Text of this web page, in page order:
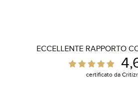
ECCELLENTE RAPPORTO
certificato da Critizr